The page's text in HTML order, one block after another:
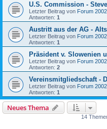
U.S. Commission -
Letzter Beitrag von Forum
Antworten: 1
Austritt aus der AG -
Letzter Beitrag von Forum
Antworten: 1
Präsident v. Slowenien
Letzter Beitrag von Forum
Antworten: 2
Vereinsmitgliedschaft -
Letzter Beitrag von Forum
Antworten: 1
Neues Thema
14